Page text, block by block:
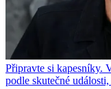
Připravte si kapesníky.
podle skutečné